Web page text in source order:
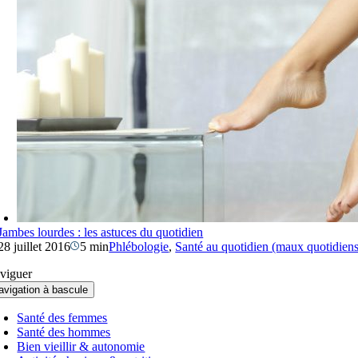
lourdes : les astuces du quotidien
juillet 2016
5 minPhlébologie, Santé au quotidien (maux
à bascule
Santé des femmes
Santé des hommes
Bien vieillir & autonomie